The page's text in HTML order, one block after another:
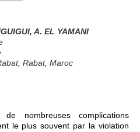
A. EL YAMANI
Rabat, Maroc
nombreuses complications
le plus souvent par la violation